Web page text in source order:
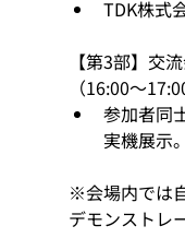
TDK株式
【第3部】交
（16:00〜
参加者同
実機展示。
※会場内では
デモンストレ